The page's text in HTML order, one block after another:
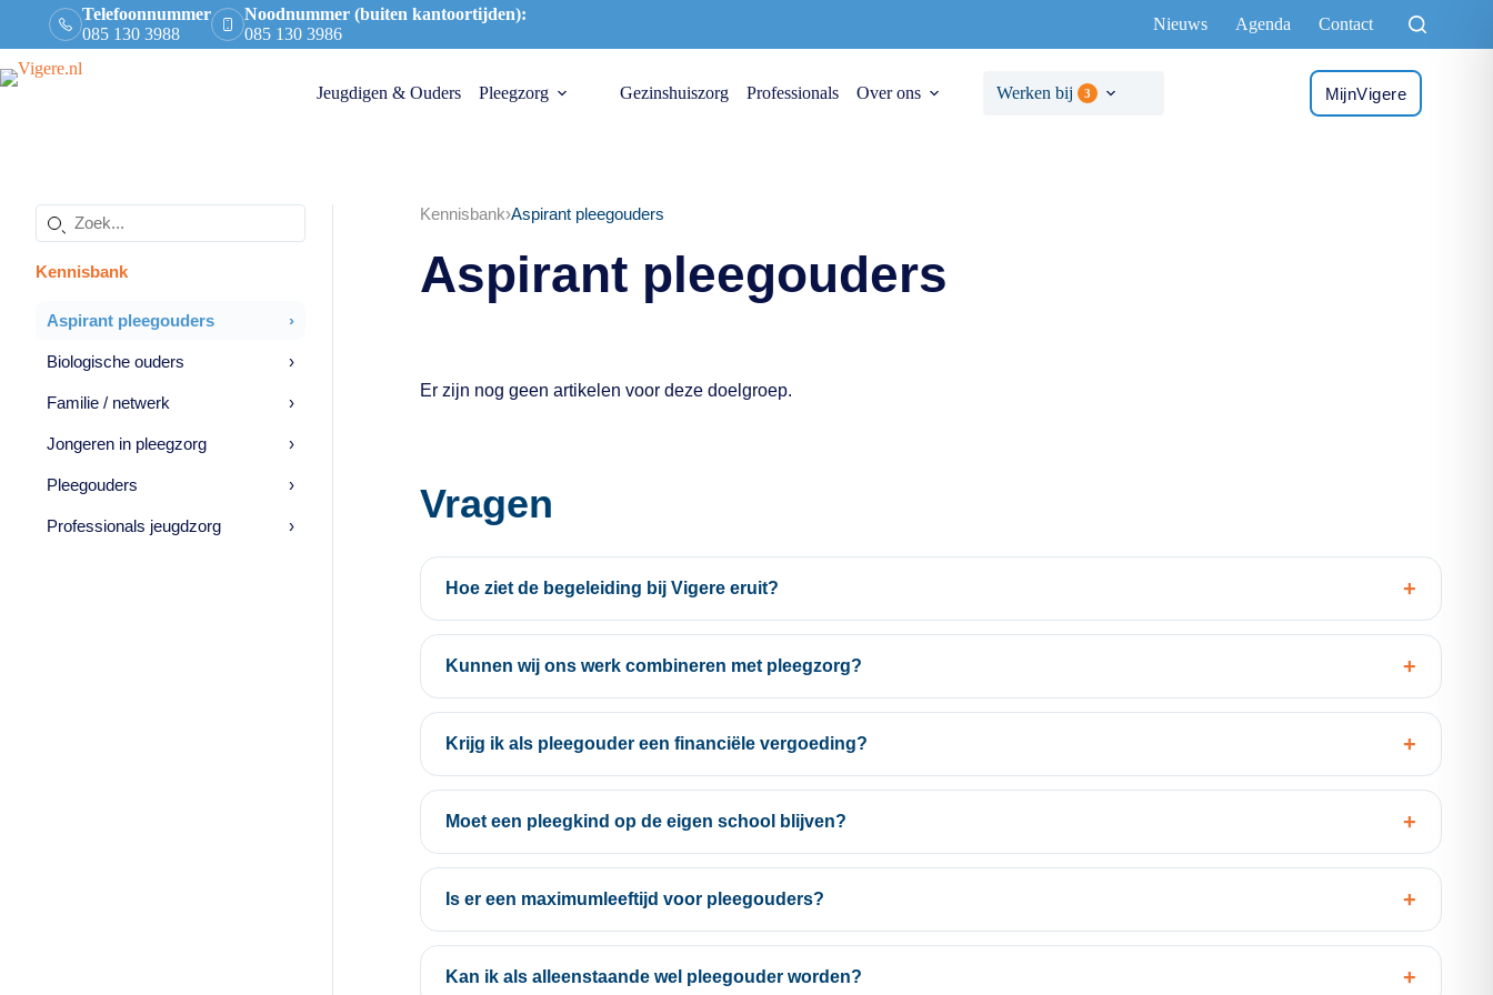
de
inhoud
Telefoonnummer
085 130 3988
Noodnummer (buiten kantoortijden):
085 130 3986
Nieuws Agenda Contact
Jeugdigen & Ouders Pleegzorg Gezinshuiszorg Professionals Over ons Werken bij 3 MijnVigere
Zoeken
de
Kennisbank
Aspirant pleegouders ›
Biologische ouders ›
Familie / netwerk ›
Jongeren in pleegzorg ›
Pleegouders ›
Professionals jeugdzorg ›
Kennisbank›Aspirant pleegouders
Aspirant pleegouders
Er zijn nog geen artikelen voor deze doelgroep.
Vragen
Hoe ziet de begeleiding bij Vigere eruit? +
Kunnen wij ons werk combineren met pleegzorg? +
Krijg ik als pleegouder een financiële vergoeding? +
Moet een pleegkind op de eigen school blijven? +
Is er een maximumleeftijd voor pleegouders? +
Kan ik als alleenstaande wel pleegouder worden? +